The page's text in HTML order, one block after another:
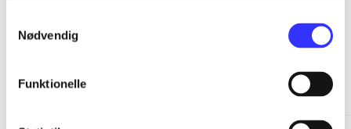
Nødvendig
Funktionelle
Minder om